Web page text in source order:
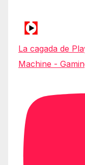
La cagada de
Machine -